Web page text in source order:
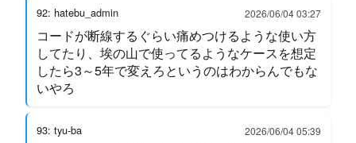
92: hatebu_admin 2026/06/04 03:27
コードが断線するぐらい痛めつけるような使い方
してたり、埃の山で使ってるようなケースを想定
したら3～5年で変えろというのはわからんでもな
いやろ
93: tyu-ba 2026/06/04 05:39